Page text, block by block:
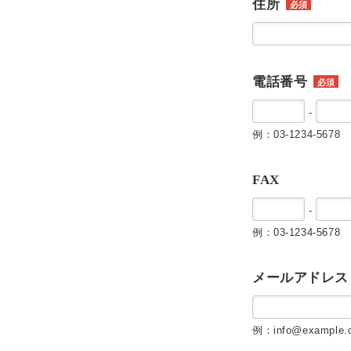
住所 必須
電話番号 必須
-
例：03-1234-5678
FAX
-
例：03-1234-5678
メールアドレス
例：